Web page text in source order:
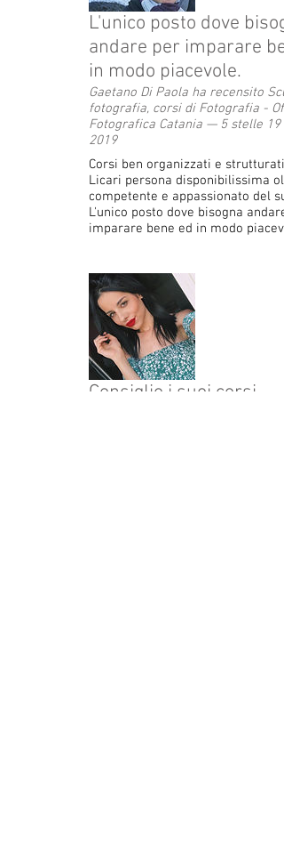
L'unico posto dove
andare per imparare
in modo piacevole.
Gaetano Di Paola ha recensito
fotografia, corsi di Fotografia -
Fotografica Catania — 5 stelle 19
2019
Corsi ben organizzati e
Licari persona disponibilissima
competente e appassionato del
L'unico posto dove bisogna
imparare bene ed in modo
Consiglio i suoi corsi .